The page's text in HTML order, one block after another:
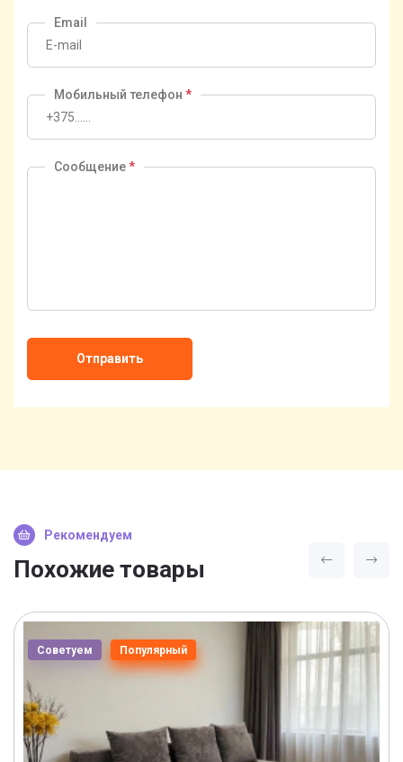
Email
Мобильный телефон *
Сообщение*
Отправить
Рекомендуем
Похожие товары
Советуем Популярный